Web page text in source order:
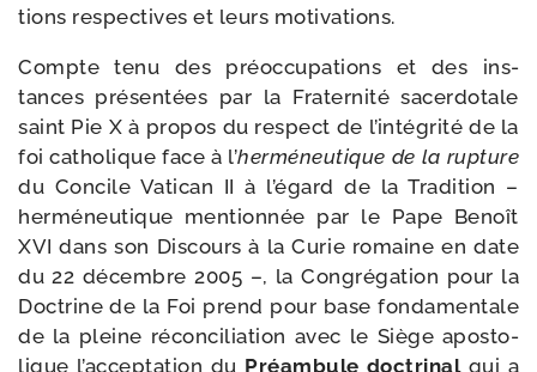
tions res­pec­tives et leurs motivations.
Compte tenu des pré­oc­cu­pa­tions et des ins­
tances pré­sen­tées par la Fraternité sacer­do­tale
saint Pie X à pro­pos du res­pect de l’intégrité de la
foi catho­lique face à l’her­mé­neu­tique de la rup­ture
du Concile Vatican II à l’égard de la Tradition –
her­mé­neu­tique men­tion­née par le Pape Benoît
XVI dans son Discours à la Curie romaine en date
du 22 décembre 2005 –, la Congrégation pour la
Doctrine de la Foi prend pour base fon­da­men­tale
de la pleine récon­ci­lia­tion avec le Siège apos­to­
lique l’acceptation du Préambule doc­tri­nalqui a